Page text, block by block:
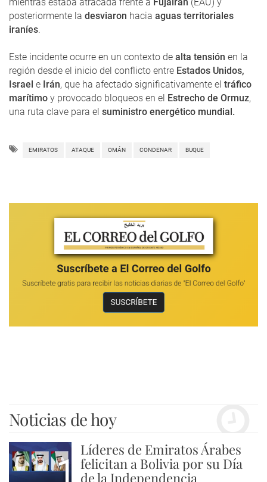
posteriormente la desviaron hacia aguas territoriales
iraníes.
Este incidente ocurre en un contexto de alta tensión en la
región desde el inicio del conflicto entre Estados Unidos,
Israel e Irán, que ha afectado significativamente el tráfico
marítimo y provocado bloqueos en el Estrecho de Ormuz,
una ruta clave para el suministro energético mundial.
EMIRATOS ATAQUE OMÁN CONDENAR BUQUE
Noticias de hoy
1
Líderes de Emiratos Árabes
felicitan a Bolivia por su Día
de la Independencia